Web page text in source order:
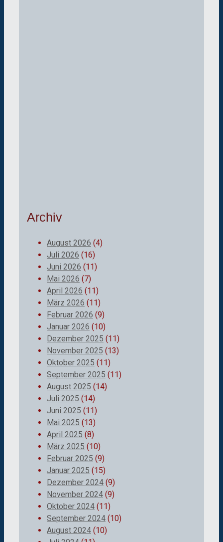
Archiv
August 2026 (4)
Juli 2026 (16)
Juni 2026 (11)
Mai 2026 (7)
April 2026 (11)
März 2026 (11)
Februar 2026 (9)
Januar 2026 (10)
Dezember 2025 (11)
November 2025 (13)
Oktober 2025 (11)
September 2025 (11)
August 2025 (14)
Juli 2025 (14)
Juni 2025 (11)
Mai 2025 (13)
April 2025 (8)
März 2025 (10)
Februar 2025 (9)
Januar 2025 (15)
Dezember 2024 (9)
November 2024 (9)
Oktober 2024 (11)
September 2024 (10)
August 2024 (10)